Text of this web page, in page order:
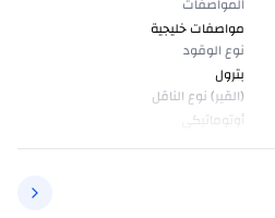
مواصفات خليجية
نوع الوقود
بترول
(القير) نوع الناقل
أوتوماتيكي